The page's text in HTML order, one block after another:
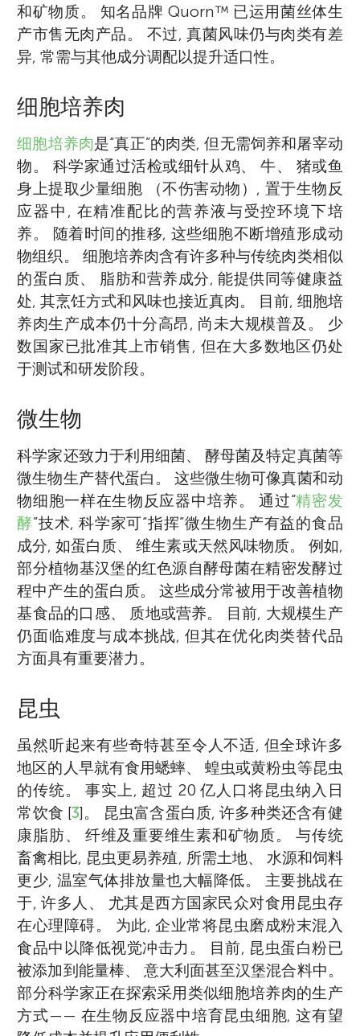
和矿物质。 知名品牌 Quorn™ 已运用菌丝体生
产市售无肉产品。 不过, 真菌风味仍与肉类有差
异, 常需与其他成分调配以提升适口性。
细胞培养肉
细胞培养肉是“真正”的肉类, 但无需饲养和屠宰动
物。 科学家通过活检或细针从鸡、 牛、 猪或鱼
身上提取少量细胞 （不伤害动物）, 置于生物反
应器中, 在精准配比的营养液与受控环境下培
养。 随着时间的推移, 这些细胞不断增殖形成动
物组织。 细胞培养肉含有许多种与传统肉类相似
的蛋白质、 脂肪和营养成分, 能提供同等健康益
处, 其烹饪方式和风味也接近真肉。 目前, 细胞培
养肉生产成本仍十分高昂, 尚未大规模普及。 少
数国家已批准其上市销售, 但在大多数地区仍处
于测试和研发阶段。
微生物
科学家还致力于利用细菌、 酵母菌及特定真菌等
微生物生产替代蛋白。 这些微生物可像真菌和动
物细胞一样在生物反应器中培养。 通过“精密发
酵”技术, 科学家可“指挥”微生物生产有益的食品
成分, 如蛋白质、 维生素或天然风味物质。 例如,
部分植物基汉堡的红色源自酵母菌在精密发酵过
程中产生的蛋白质。 这些成分常被用于改善植物
基食品的口感、 质地或营养。 目前, 大规模生产
仍面临难度与成本挑战, 但其在优化肉类替代品
方面具有重要潜力。
昆虫
虽然听起来有些奇特甚至令人不适, 但全球许多
地区的人早就有食用蟋蟀、 蝗虫或黄粉虫等昆虫
的传统。 事实上, 超过 20 亿人口将昆虫纳入日
常饮食 [3]。 昆虫富含蛋白质, 许多种类还含有健
康脂肪、 纤维及重要维生素和矿物质。 与传统
畜禽相比, 昆虫更易养殖, 所需土地、 水源和饲料
更少, 温室气体排放量也大幅降低。 主要挑战在
于, 许多人、 尤其是西方国家民众对食用昆虫存
在心理障碍。 为此, 企业常将昆虫磨成粉末混入
食品中以降低视觉冲击力。 目前, 昆虫蛋白粉已
被添加到能量棒、 意大利面甚至汉堡混合料中。
部分科学家正在探索采用类似细胞培养肉的生产
方式—— 在生物反应器中培育昆虫细胞, 这有望